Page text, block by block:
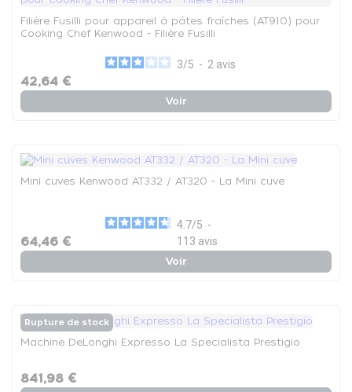
Filière Fusilli pour appareil à pâtes fraîches (AT910) pour
Cooking Chef Kenwood - Filière Fusilli
3/5 - 2 avis
42,64 €
Voir
Mini cuves Kenwood AT332 / AT320 - La Mini cuve
4.7/5 -
113 avis
64,46 €
Voir
Rupture de stock
Machine DeLonghi Expresso La Specialista Prestigio
841,98 €